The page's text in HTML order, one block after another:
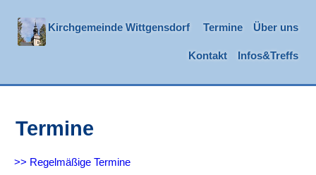
Kirchgemeinde Wittgensdorf Termine Über uns
Kontakt Infos&Treffs
Termine
>> Regelmäßige Termine